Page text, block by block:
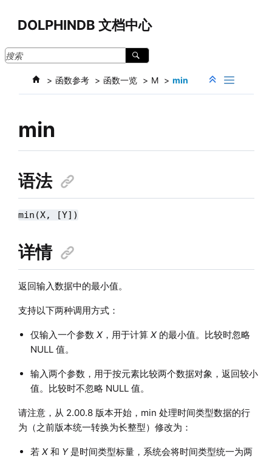
DOLPHINDB 文档中心
函数参考 函数一览 M min
min
语法
min(X, [Y])
详情
返回输入数据中的最小值。
支持以下两种调用方式：
仅输入一个参数 X，用于计算 X的最小值。比较时忽略
NULL 值。
输入两个参数，用于按元素比较两个数据对象，返回较小
值。比较时不忽略 NULL 值。
请注意，从 2.00.8 版本开始，min 处理时间类型数据的行
为（之前版本统一转换为长整型）修改为：
若 X和 Y是时间类型标量，系统会将时间类型统一为两